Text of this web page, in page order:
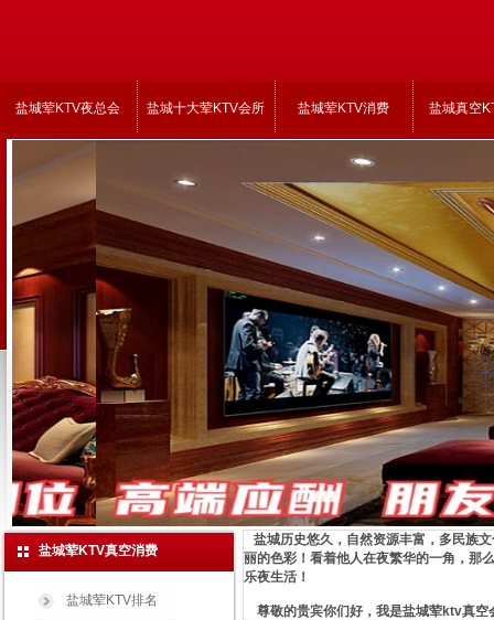
盐城荤KTV夜总会 盐城十大荤KTV会所 盐城荤KTV消费 盐城真空
盐城荤KTV真空消费
盐城荤KTV排名
盐城历史悠久，自然资源丰富，多民族
丽的色彩！看着他人在夜繁华的一角，那
乐夜生活！
尊敬的贵宾你们好，我是盐城荤ktv真空